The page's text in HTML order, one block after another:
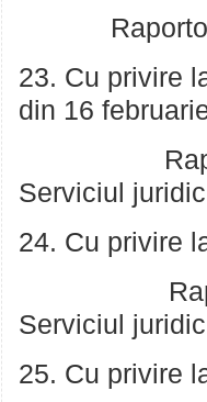
Raportor:
23. Cu privire
din 16
Raportor:
Serviciul juridic
24. Cu privire
Raportor:
Serviciul juridic
25. Cu privire